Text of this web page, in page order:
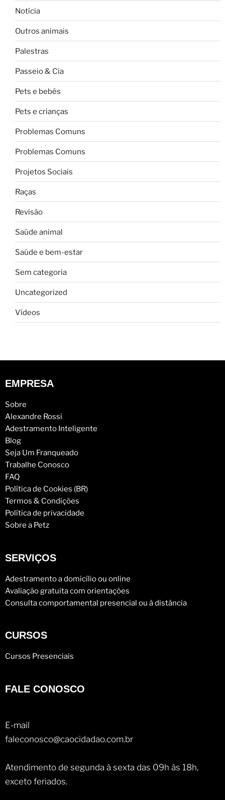
Notícia
Outros animais
Palestras
Passeio & Cia
Pets e bebês
Pets e crianças
Problemas Comuns
Problemas Comuns
Projetos Sociais
Raças
Revisão
Saúde animal
Saúde e bem-estar
Sem categoria
Uncategorized
Vídeos
EMPRESA
Sobre
Alexandre Rossi
Adestramento Inteligente
Blog
Seja Um Franqueado
Trabalhe Conosco
FAQ
Política de Cookies (BR)
Termos & Condições
Política de privacidade
Sobre a Petz
SERVIÇOS
Adestramento a domicílio ou online
Avaliação gratuita com orientações
Consulta comportamental presencial ou à distância
CURSOS
Cursos Presenciais
FALE CONOSCO
E-mail
faleconosco@caocidadao.com.br
Atendimento de segunda à sexta das 09h às 18h,
exceto feriados.